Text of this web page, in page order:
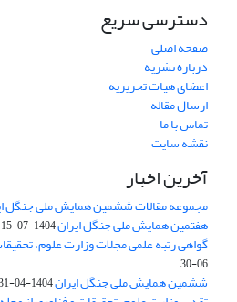
دسترسی سریع
صفحه اصلی
درباره نشریه
اعضای هیات تحریریه
ارسال مقاله
تماس با ما
نقشه سایت
آخرین اخبار
مجموعه مقالات ششمین همایش ملی جنگل
هفتمین همایش ملی جنگل ایران1404-07-15
گواهی رتبه علمی مجلات وزارت علوم، تحقیقات
06-30
ششمین همایش ملی جنگل ایران1404-04-31